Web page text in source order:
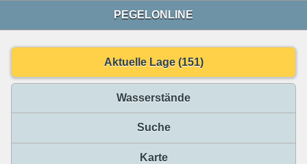
PEGELONLINE
Aktuelle Lage (151)
Wasserstände
Suche
Karte